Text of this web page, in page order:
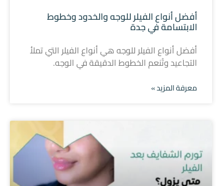
أفضل أنواع الفيلر للوجه والخدود وخطوط
الابتسامة في جدة
أفضل أنواع الفيلر للوجه هي أنواع الفيلر التي تملأ
التجاعيد وتُنعم الخطوط الدقيقة في الوجه.
معرفة المزيد »